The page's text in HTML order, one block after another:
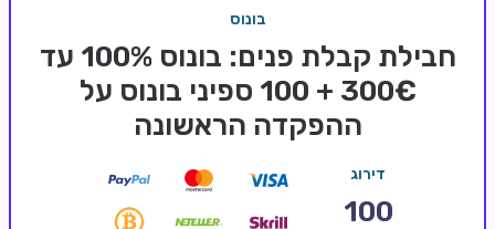
בלאקג'ק אונליין
בונוסים בקזינו אונליין
בונוס
חבילת קבלת פנים: בונוס 100% עד
300€ + 100 ספיני בונוס על
ההפקדה הראשונה
דירוג
100